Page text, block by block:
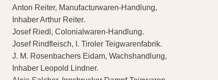
Anton Reiter, Manufacturwaren-Handlung,
Inhaber Arthur Reiter.
Josef Riedl, Colonialwaren-Handlung.
Josef Rindfleisch, I. Tiroler Teigwarenfabrik.
J. M. Rosenbachers Eidam, Wachshandlung,
Inhaber Leopold Lindner.